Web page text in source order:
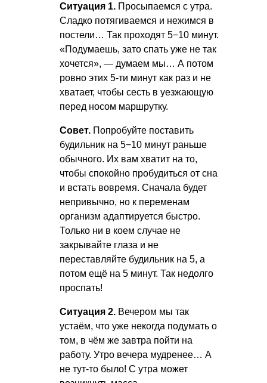
Ситуация 1. Просыпаемся с утра.
Сладко потягиваемся и нежимся в
постели… Так проходят 5−10 минут.
«Подумаешь, зато спать уже не так
хочется», — думаем мы… А потом
ровно этих 5-ти минут как раз и не
хватает, чтобы сесть в уезжающую
перед носом маршрутку.
Совет. Попробуйте поставить
будильник на 5−10 минут раньше
обычного. Их вам хватит на то,
чтобы спокойно пробудиться от сна
и встать вовремя. Сначала будет
непривычно, но к переменам
организм адаптируется быстро.
Только ни в коем случае не
закрывайте глаза и не
переставляйте будильник на 5, а
потом ещё на 5 минут. Так недолго
проспать!
Ситуация 2. Вечером мы так
устаём, что уже некогда подумать о
том, в чём же завтра пойти на
работу. Утро вечера мудренее… А
не тут-то было! С утра может